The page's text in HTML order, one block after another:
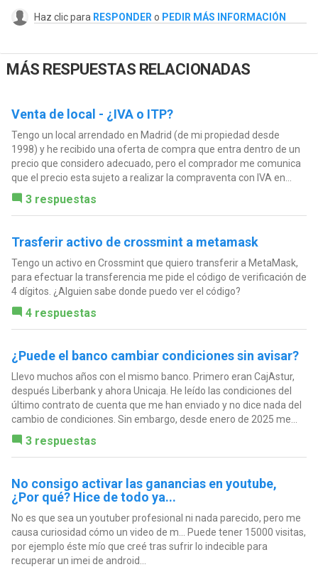
Haz clic para RESPONDER o PEDIR MÁS INFORMACIÓN
MÁS RESPUESTAS RELACIONADAS
Venta de local - ¿IVA o ITP?
Tengo un local arrendado en Madrid (de mi propiedad desde
1998) y he recibido una oferta de compra que entra dentro de un
precio que considero adecuado, pero el comprador me comunica
que el precio esta sujeto a realizar la compraventa con IVA en...
3 respuestas
Trasferir activo de crossmint a metamask
Tengo un activo en Crossmint que quiero transferir a MetaMask,
para efectuar la transferencia me pide el código de verificación de
4 dígitos. ¿Alguien sabe donde puedo ver el código?
4 respuestas
¿Puede el banco cambiar condiciones sin avisar?
Llevo muchos años con el mismo banco. Primero eran CajAstur,
después Liberbank y ahora Unicaja. He leído las condiciones del
último contrato de cuenta que me han enviado y no dice nada del
cambio de condiciones. Sin embargo, desde enero de 2025 me...
3 respuestas
No consigo activar las ganancias en youtube,
¿Por qué? Hice de todo ya...
No es que sea un youtuber profesional ni nada parecido, pero me
causa curiosidad cómo un video de m... Puede tener 15000 visitas,
por ejemplo éste mío que creé tras sufrir lo indecible para
recuperar un imei de android...